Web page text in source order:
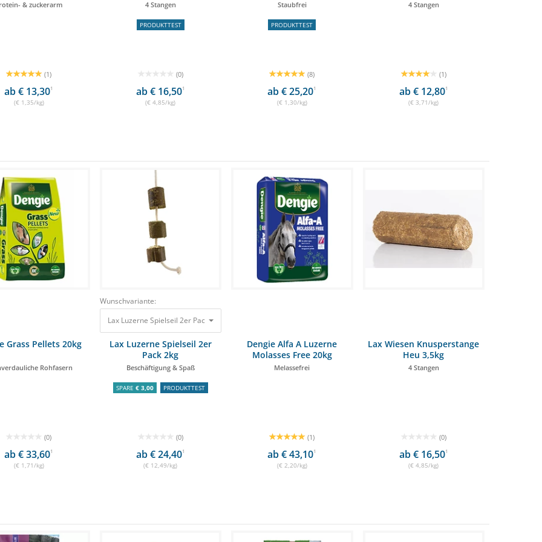
& zuckerarm
(1)
ab € 13,301
(€ 1,35/kg)
4 Stangen
PRODUKTTEST
(0)
ab € 16,501
(€ 4,85/kg)
Staubfrei
PRODUKTTEST
(8)
ab € 25,201
(€ 1,30/kg)
4 Stangen
(1)
ab € 12,801
(€ 3,71/kg)
Grass Pellets 20kg
Rohfasern
(0)
ab € 33,601
(€ 1,71/kg)
Wunschvariante:
Lax Luzerne Spielseil 2er Pack 2kg Beschäftigung & Spaß 24,98 €
Lax Luzerne Spielseil 2er
Pack 2kg
Beschäftigung & Spaß
SPARE € 3,00 PRODUKTTEST
(0)
ab € 24,401
(€ 12,49/kg)
Dengie Alfa A Luzerne
Molasses Free 20kg
Melassefrei
(1)
ab € 43,101
(€ 2,20/kg)
Lax Wiesen Knusperstange
Heu 3,5kg
4 Stangen
(0)
ab € 16,501
(€ 4,85/kg)